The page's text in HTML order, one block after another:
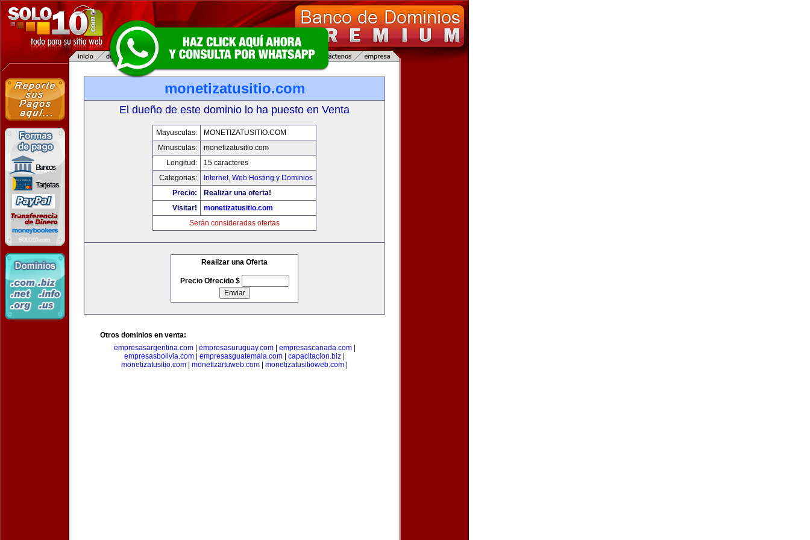
monetizatusitio.com
El dueño de este dominio lo ha puesto en Venta
Mayusculas:
MONETIZATUSITIO.COM
Minusculas:
monetizatusitio.com
Longitud:
15 caracteres
Categorias:
Internet, Web Hosting y Dominios
Precio:
Realizar una oferta!
Visitar!
monetizatusitio.com
Serán consideradas ofertas
Realizar una Oferta
Precio Ofrecido $
Otros dominios en venta:
empresasargentina.com| empresasuruguay.com| empresascanada.com|
empresasbolivia.com
empresasguatemala.com capacitacion.biz
monetizatusitio.com
monetizartuweb.com monetizatusitioweb.com